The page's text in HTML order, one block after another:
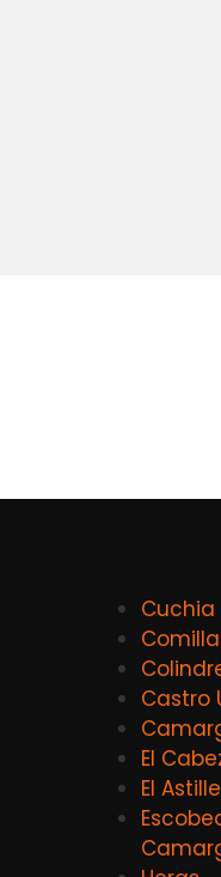
Cuchia
Castro
El
El